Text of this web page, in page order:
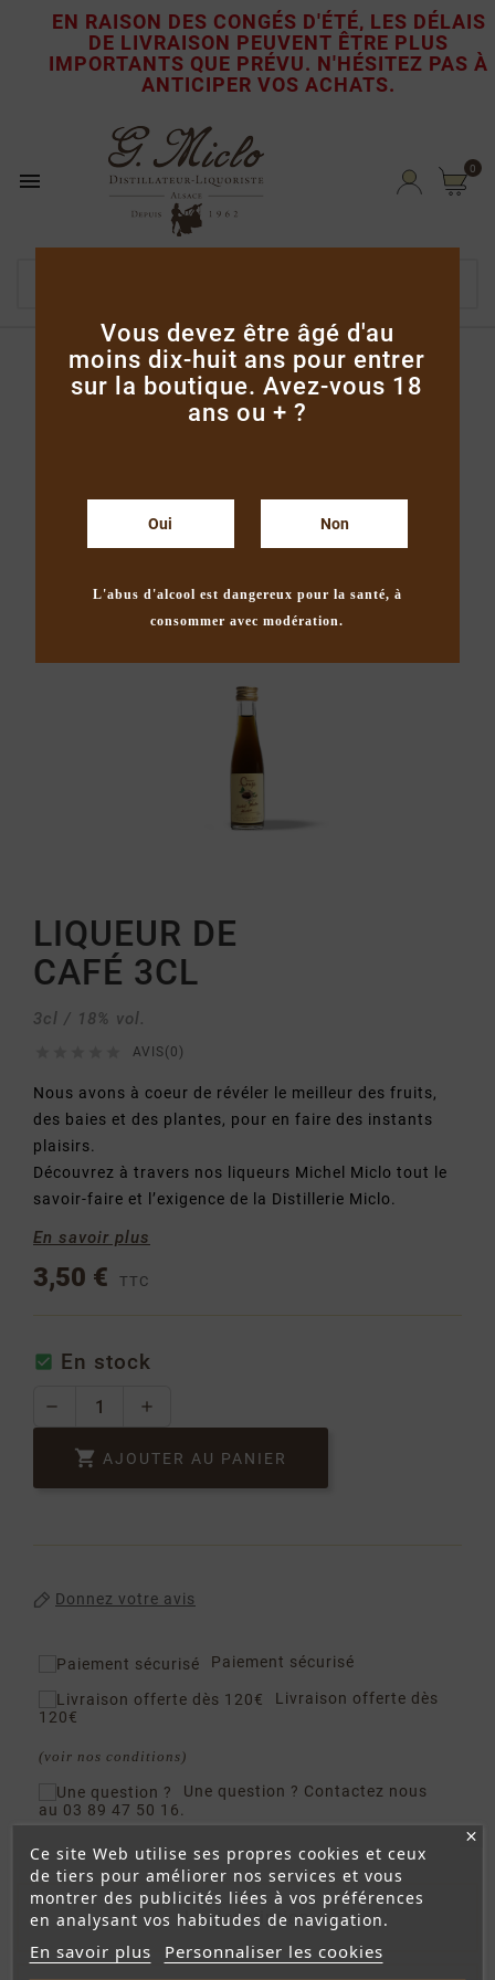
Vous devez être âgé d'au
moins dix-huit ans pour entrer
sur la boutique. Avez-vous 18
ans ou + ?
Oui Non
L'abus d'alcool est dangereux pour la santé, à
consommer avec modération.
EN RAISON DES CONGÉS D'ÉTÉ, LES DÉLAIS
DE LIVRAISON PEUVENT ÊTRE PLUS
IMPORTANTS QUE PRÉVU. N'HÉSITEZ PAS À
ANTICIPER VOS ACHATS.
 0
Accueil
Coffrets & mignonnettes
Liqueur de Café 3cl
LIQUEUR DE
CAFÉ 3CL
3cl / 18% vol.
AVIS(0)
Nous avons à coeur de révéler le meilleur des fruits,
des baies et des plantes, pour en faire des instants
plaisirs.
Découvrez à travers nos liqueurs Michel Miclo tout le
savoir-faire et l’exigence de la Distillerie Miclo.
En savoir plus
3,50 € TTC
 En stock
 AJOUTER AU PANIER
Donnez votre avis
Paiement sécurisé
Livraison offerte dès
120€
(voir nos conditions)
Une question ? Contactez nous
au 03 89 47 50 16.
La description
Ce site Web utilise ses propres cookies et ceux
de tiers pour améliorer nos services et vous
montrer des publicités liées à vos préférences
en analysant vos habitudes de navigation.
En savoir plus Personnaliser les cookies